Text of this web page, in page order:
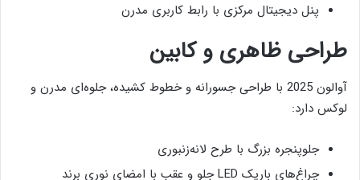
پنل دیجیتال مرکزی با رابط کاربری مدرن
طراحی ظاهری و کابین
آوالون 2025 با طراحی جسورانه و خطوط کشیده، جلوه‌ای مدرن و
لوکس دارد:
جلوپنجره بزرگ با طرح لانه‌زنبوری
چراغ‌های باریک LED جلو و عقب با امضای نوری برند